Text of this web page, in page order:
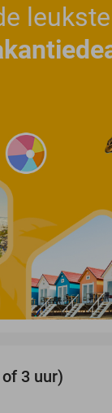
leukste
3 uur)